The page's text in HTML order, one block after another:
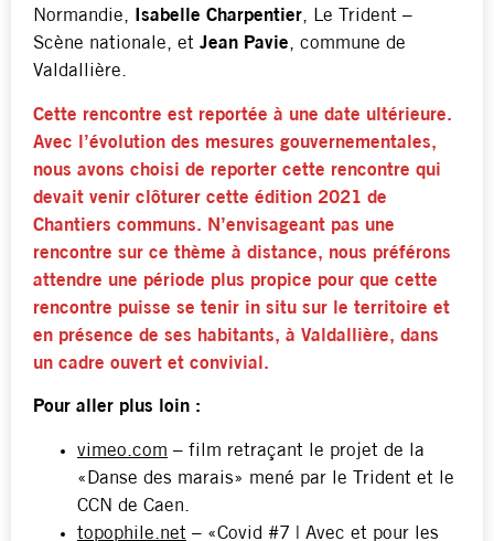
Normandie, Isabelle Charpentier, Le Trident –
Scène nationale, et Jean Pavie, commune de
Valdallière.
Cette rencontre est reportée à une date ultérieure.
Avec l’évolution des mesures gouvernementales,
nous avons choisi de reporter cette rencontre qui
devait venir clôturer cette édition 2021 de
Chantiers communs. N’envisageant pas une
rencontre sur ce thème à distance, nous préférons
attendre une période plus propice pour que cette
rencontre puisse se tenir in situ sur le territoire et
en présence de ses habitants, à Valdallière, dans
un cadre ouvert et convivial.
Pour aller plus loin :
vimeo.com – film retraçant le projet de la
«Danse des marais» mené par le Trident et le
CCN de Caen.
topophile.net – «Covid #7 | Avec et pour les